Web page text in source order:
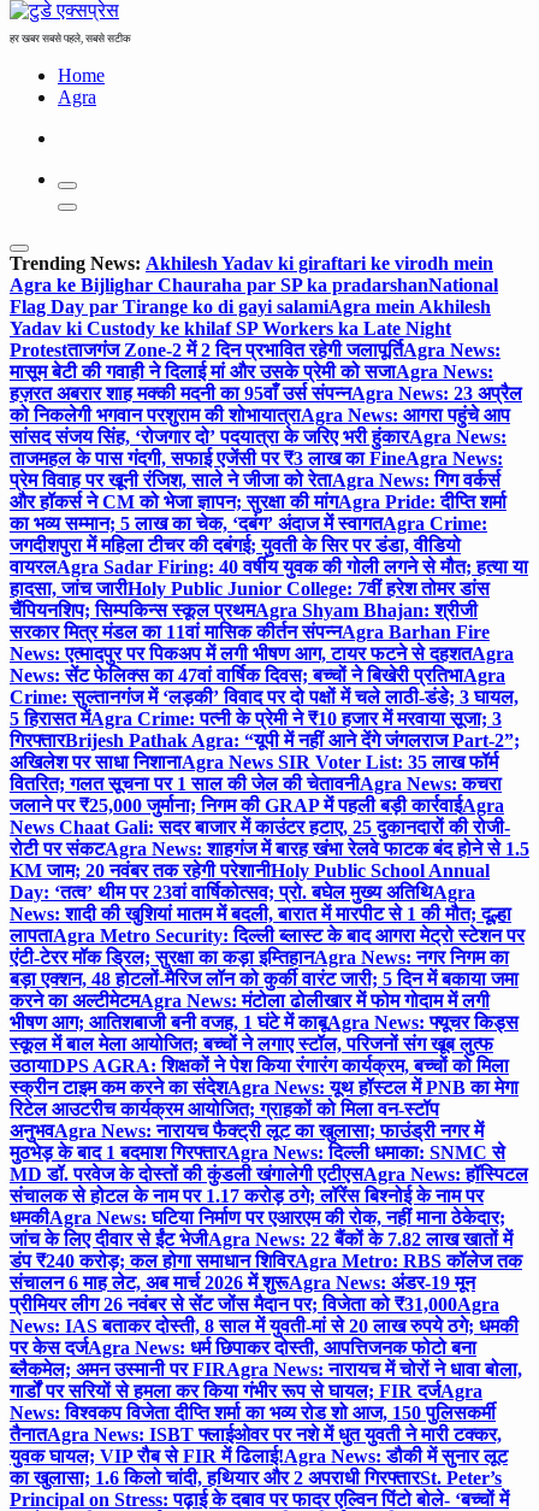
हर खबर सबसे पहले, सबसे सटीक
Home
Agra
Trending News: Akhilesh Yadav ki giraftari ke virodh mein
Agra ke Bijlighar Chauraha par SP ka pradarshanNational
Flag Day par Tirange ko di gayi salamiAgra mein Akhilesh
Yadav ki Custody ke khilaf SP Workers ka Late Night
Protestताजगंज Zone-2 में 2 दिन प्रभावित रहेगी जलापूर्तिAgra News:
मासूम बेटी की गवाही ने दिलाई मां और उसके प्रेमी को सजाAgra News:
हज़रत अबरार शाह मक्की मदनी का 95वाँ उर्स संपन्नAgra News: 23 अप्रैल
को निकलेगी भगवान परशुराम की शोभायात्राAgra News: आगरा पहुंचे आप
सांसद संजय सिंह, ‘रोजगार दो’ पदयात्रा के जरिए भरी हुंकारAgra News:
ताजमहल के पास गंदगी, सफाई एजेंसी पर ₹3 लाख का FineAgra News:
प्रेम विवाह पर खूनी रंजिश, साले ने जीजा को रेताAgra News: गिग वर्कर्स
और हॉकर्स ने CM को भेजा ज्ञापन; सुरक्षा की मांगAgra Pride: दीप्ति शर्मा
का भव्य सम्मान; 5 लाख का चेक, ‘दबंग’ अंदाज में स्वागतAgra Crime:
जगदीशपुरा में महिला टीचर की दबंगई; युवती के सिर पर डंडा, वीडियो
वायरलAgra Sadar Firing: 40 वर्षीय युवक की गोली लगने से मौत; हत्या या
हादसा, जांच जारीHoly Public Junior College: 7वीं हरेश तोमर डांस
चैंपियनशिप; सिम्पकिन्स स्कूल प्रथमAgra Shyam Bhajan: श्रीजी
सरकार मित्र मंडल का 11वां मासिक कीर्तन संपन्नAgra Barhan Fire
News: एत्मादपुर पर पिकअप में लगी भीषण आग, टायर फटने से दहशतAgra
News: सेंट फेलिक्स का 47वां वार्षिक दिवस; बच्चों ने बिखेरी प्रतिभाAgra
Crime: सुल्तानगंज में ‘लड़की’ विवाद पर दो पक्षों में चले लाठी-डंडे; 3 घायल,
5 हिरासत मेंAgra Crime: पत्नी के प्रेमी ने ₹10 हजार में मरवाया सूजा; 3
गिरफ्तारBrijesh Pathak Agra: “यूपी में नहीं आने देंगे जंगलराज Part-2”;
अखिलेश पर साधा निशानाAgra News SIR Voter List: 35 लाख फॉर्म
वितरित; गलत सूचना पर 1 साल की जेल की चेतावनीAgra News: कचरा
जलाने पर ₹25,000 जुर्माना; निगम की GRAP में पहली बड़ी कार्रवाईAgra
News Chaat Gali: सदर बाजार में काउंटर हटाए, 25 दुकानदारों की रोजी-
रोटी पर संकटAgra News: शाहगंज में बारह खंभा रेलवे फाटक बंद होने से 1.5
KM जाम; 20 नवंबर तक रहेगी परेशानीHoly Public School Annual
Day: ‘तत्व’ थीम पर 23वां वार्षिकोत्सव; प्रो. बघेल मुख्य अतिथिAgra
News: शादी की खुशियां मातम में बदली, बारात में मारपीट से 1 की मौत; दूल्हा
लापताAgra Metro Security: दिल्ली ब्लास्ट के बाद आगरा मेट्रो स्टेशन पर
एंटी-टेरर मॉक ड्रिल; सुरक्षा का कड़ा इम्तिहानAgra News: नगर निगम का
बड़ा एक्शन, 48 होटलों-मैरिज लॉन को कुर्की वारंट जारी; 5 दिन में बकाया जमा
करने का अल्टीमेटमAgra News: मंटोला ढोलीखार में फोम गोदाम में लगी
भीषण आग; आतिशबाजी बनी वजह, 1 घंटे में काबूAgra News: फ्यूचर किड्स
स्कूल में बाल मेला आयोजित; बच्चों ने लगाए स्टॉल, परिजनों संग खूब लुत्फ
उठायाDPS AGRA: शिक्षकों ने पेश किया रंगारंग कार्यक्रम, बच्चों को मिला
स्क्रीन टाइम कम करने का संदेशAgra News: यूथ हॉस्टल में PNB का मेगा
रिटेल आउटरीच कार्यक्रम आयोजित; ग्राहकों को मिला वन-स्टॉप
अनुभवAgra News: नारायच फैक्ट्री लूट का खुलासा; फाउंड्री नगर में
मुठभेड़ के बाद 1 बदमाश गिरफ्तारAgra News: दिल्ली धमाका: SNMC से
MD डॉ. परवेज के दोस्तों की कुंडली खंगालेगी एटीएसAgra News: हॉस्पिटल
संचालक से होटल के नाम पर 1.17 करोड़ ठगे; लॉरेंस बिश्नोई के नाम पर
धमकीAgra News: घटिया निर्माण पर एआरएम की रोक, नहीं माना ठेकेदार;
जांच के लिए दीवार से ईंट भेजीAgra News: 22 बैंकों के 7.82 लाख खातों में
डंप ₹240 करोड़; कल होगा समाधान शिविरAgra Metro: RBS कॉलेज तक
संचालन 6 माह लेट, अब मार्च 2026 में शुरूAgra News: अंडर-19 मून
प्रीमियर लीग 26 नवंबर से सेंट जोंस मैदान पर; विजेता को ₹31,000Agra
News: IAS बताकर दोस्ती, 8 साल में युवती-मां से 20 लाख रुपये ठगे; धमकी
पर केस दर्जAgra News: धर्म छिपाकर दोस्ती, आपत्तिजनक फोटो बना
ब्लैकमेल; अमन उस्मानी पर FIRAgra News: नारायच में चोरों ने धावा बोला,
गार्डों पर सरियों से हमला कर किया गंभीर रूप से घायल; FIR दर्जAgra
News: विश्वकप विजेता दीप्ति शर्मा का भव्य रोड शो आज, 150 पुलिसकर्मी
तैनातAgra News: ISBT फ्लाईओवर पर नशे में धुत युवती ने मारी टक्कर,
युवक घायल; VIP रौब से FIR में ढिलाई!Agra News: डौकी में सुनार लूट
का खुलासा; 1.6 किलो चांदी, हथियार और 2 अपराधी गिरफ्तारSt. Peter’s
Principal on Stress: पढ़ाई के दबाव पर फादर एल्विन पिंटो बोले- ‘बच्चों में